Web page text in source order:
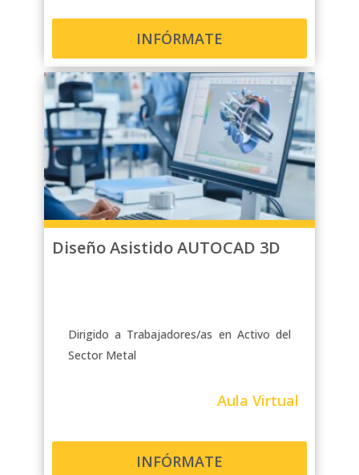
INFÓRMATE
Diseño Asistido AUTOCAD 3D
Dirigido a Trabajadores/as en Activo del
Sector Metal
Aula Virtual
INFÓRMATE